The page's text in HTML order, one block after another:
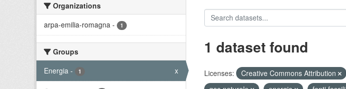
Organizations
arpa-emilia-romagna - 1
Groups
Energia - 1 x
1 dataset found
Licenses: Creative Commons Attribution